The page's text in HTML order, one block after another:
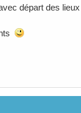
départ des